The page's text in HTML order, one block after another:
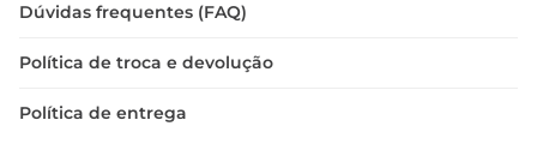
Dúvidas frequentes (FAQ)
Política de troca e devolução
Política de entrega